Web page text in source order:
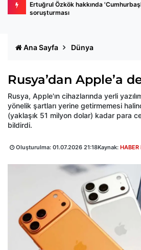
belli
Ertuğrul Özkök hakkında
soruşturması
Ana Sayfa Dünya
Rusya’dan Apple’a
Rusya, Apple'ın cihazlarında yerli
yönelik şartları yerine getirmemesi
(yaklaşık 51 milyon dolar) kadar para
bildirdi.
Oluşturulma: 01.07.2026 21:18Kaynak: HABER